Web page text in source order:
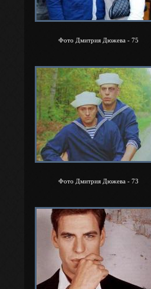
Фото Дмитрия Дюжева - 75
Фото Дмитрия Дюжева - 73